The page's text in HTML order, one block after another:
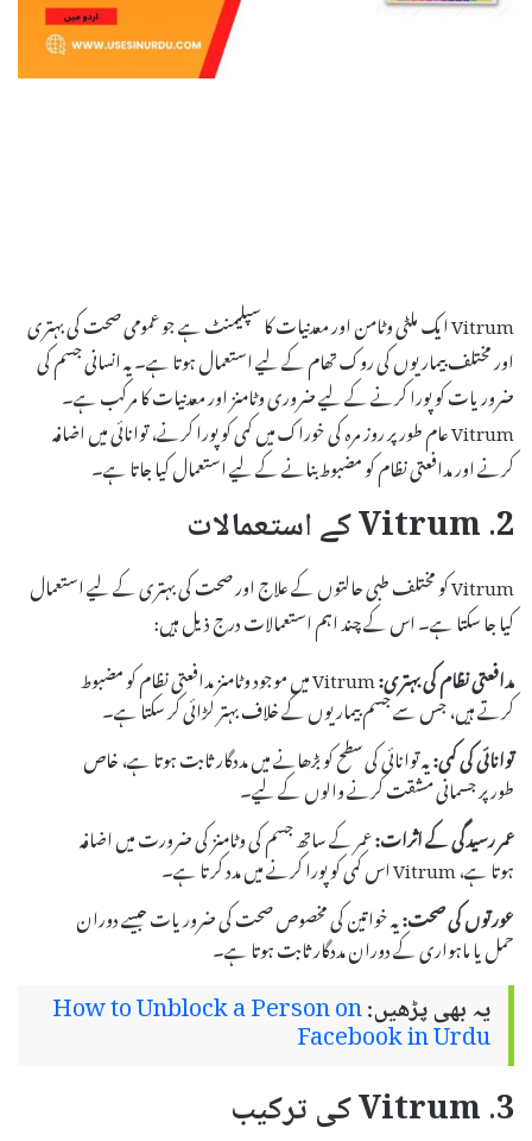
Vitrum ایک ملٹی وٹامن اور معدنیات کا سپلیمنٹ ہے جو عمومی صحت کی بہتری
اور مختلف بیماریوں کی روک تھام کے لیے استعمال ہوتا ہے۔ یہ انسانی جسم کی
ضروریات کو پورا کرنے کے لیے ضروری وٹامنز اور معدنیات کا مرکب ہے۔
Vitrum عام طور پر روز مرہ کی خوراک میں کمی کو پورا کرنے، توانائی میں اضافہ
کرنے اور مدافعتی نظام کو مضبوط بنانے کے لیے استعمال کیا جاتا ہے۔
2. Vitrum کے استعمالات
Vitrum کو مختلف طبی حالتوں کے علاج اور صحت کی بہتری کے لیے استعمال
کیا جا سکتا ہے۔ اس کے چند اہم استعمالات درج ذیل ہیں:
مدافعتی نظام کی بہتری:
Vitrum میں موجود وٹامنز مدافعتی نظام کو مضبوط
کرتے ہیں، جس سے جسم بیماریوں کے خلاف بہتر لڑائی کر سکتا ہے۔
توانائی کی کمی:یہ توانائی کی سطح کو بڑھانے میں مددگار ثابت ہوتا ہے، خاص
طور پر جسمانی مشقت کرنے والوں کے لیے۔
عمر رسیدگی کے اثرات:عمر کے ساتھ جسم کی وٹامنز کی ضرورت میں اضافہ
ہوتا ہے، Vitrum اس کمی کو پورا کرنے میں مدد کرتا ہے۔
عورتوں کی صحت:یہ خواتین کی مخصوص صحت کی ضروریات جیسے دوران
حمل یا ماہواری کے دوران مددگار ثابت ہوتا ہے۔
یہ بھی پڑھیں:How to Unblock a Person on
Facebook in Urdu
3. Vitrum کی ترکیب